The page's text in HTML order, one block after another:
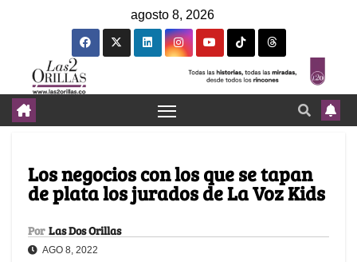
agosto 8, 2026
Los negocios con los que se tapan
de plata los jurados de La Voz Kids
Por Las Dos Orillas
AGO 8, 2022